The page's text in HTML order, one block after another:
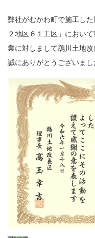
弊社がむかわ町で施工し
２地区６１工区」におい
業に対しまして鵡川土地改
誠にありがとうございまし